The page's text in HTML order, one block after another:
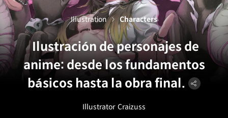
Ilustración de personajes de
anime: desde los fundamentos
básicos hasta la obra final.
Illustrator Craizuss
Illustration Characters